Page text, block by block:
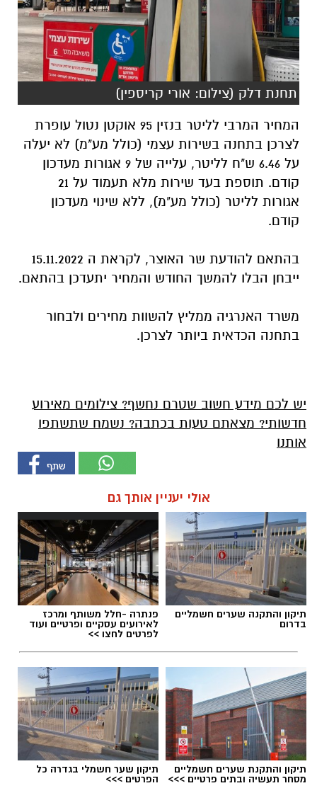
תחנת דלק (צילום: אורי קריספין)
המחיר המרבי לליטר בנזין 95 אוקטן נטול עופרת
לצרכן בתחנה בשירות עצמי (כולל מע"מ) לא יעלה
על 6.46 ש"ח לליטר, עלייה של 9 אגורות מעדכון
קודם. תוספת בעד שירות מלא תעמוד על 21
אגורות לליטר (כולל מע"מ), ללא שינוי מעדכון
קודם.
בהתאם להודעת שר האוצר, לקראת ה 15.11.2022
ייבחן הבלו להמשך החודש והמחיר יתעדכן בהתאם.
משרד האנרגיה ממליץ להשוות מחירים ולבחור
בתחנה הכדאית ביותר לצרכן.
יש לכם מידע חשוב שטרם נחשף? צילומים מאירוע
חדשותי? מצאתם טעות בכתבה? נשמח שתשתפו
אותנו
אולי יעניין אותך גם
תיקון והתקנה שערים חשמליים
בדרום
פנתרה -חלל משותף ומרכז
לאירועים עסקיים ופרטיים ועוד
לפרטים לחצו >>
תיקון והתקנת שערים חשמליים
מסחר תעשיה ובתים פרטיים >>>
תיקון שער חשמלי בגדרה כל
הפרטים >>>